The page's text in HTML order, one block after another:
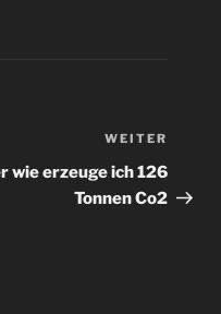
Beitrag
WEITER
wie erzeuge ich 126
Tonnen Co2